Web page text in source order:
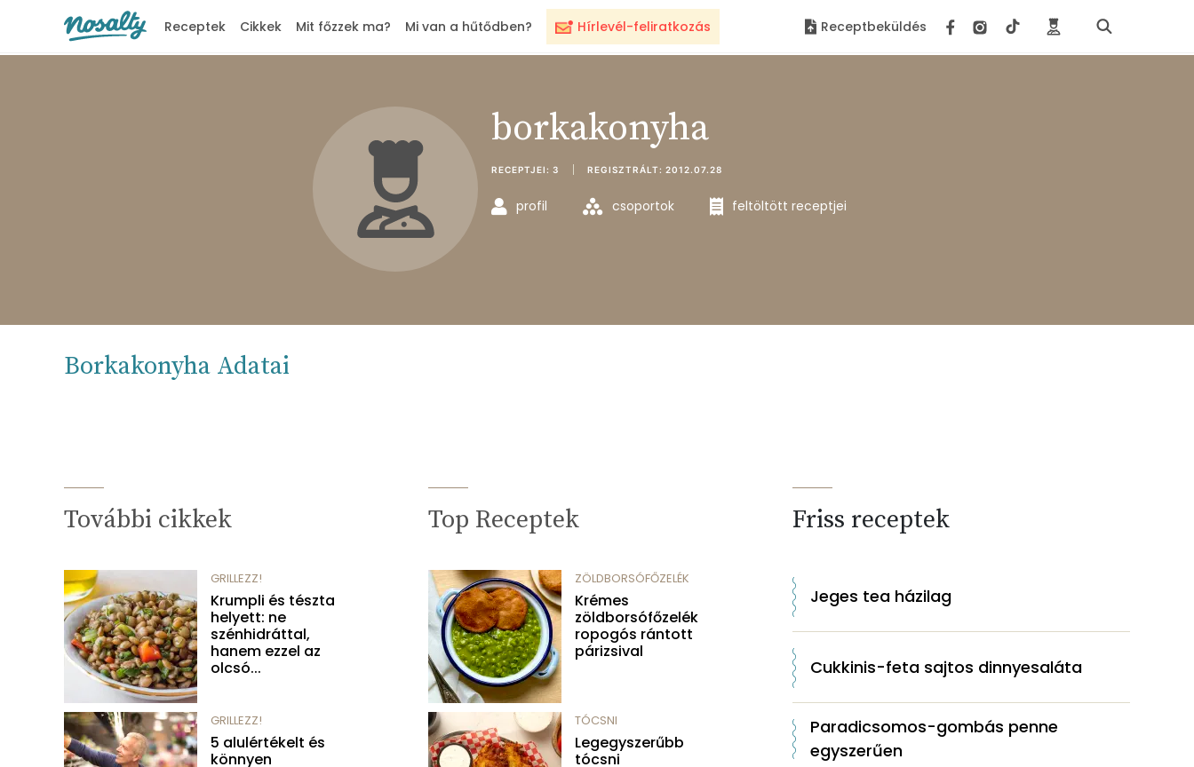
Nosalty
Hírlevél-feliratkozás
Receptek Cikkek Mit főzzek ma? Mi van a hűtődben? Receptbeküldés
borkakonyha
RECEPTJEI: 3 REGISZTRÁLT: 2012.07.28
profil csoportok feltöltött receptjei
Borkakonyha Adatai
További cikkek
GRILLEZZ!
Krumpli és tészta
helyett: ne
szénhidráttal,
hanem ezzel az
olcsó...
GRILLEZZ!
5 alulértékelt és
könnyen
Top Receptek
ZÖLDBORSÓFŐZELÉK
Krémes
zöldborsófőzelék
ropogós rántott
párizsival
TÓCSNI
Legegyszerűbb
tócsni
Friss receptek
Jeges tea házilag
Cukkinis-feta sajtos dinnyesaláta
Paradicsomos-gombás penne
egyszerűen